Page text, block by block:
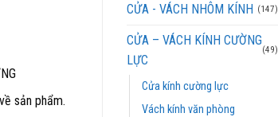
CỬA - VÁCH NHÔM KÍNH (147)
CỬA – VÁCH KÍNH CƯỜNG
LỰC
(49)
Cửa kính cường lực
Vách kính văn phòng
sản phẩm.